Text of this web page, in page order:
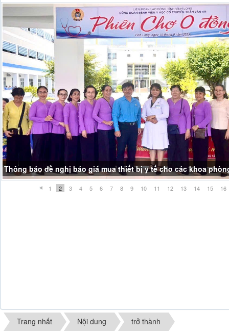
Thông báo đề nghị báo giá mua thiết bị y tế cho các khoa
1 2 3 4 5 6 7 8 9 10 11 12 13 14 15 16
Trang nhất Nội dung trở thành